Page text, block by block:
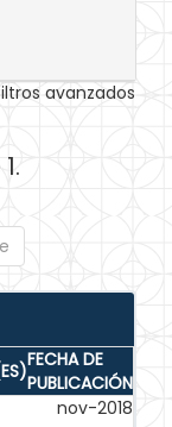
avanzados
FECHA DE
PUBLICACIÓN
nov-2018